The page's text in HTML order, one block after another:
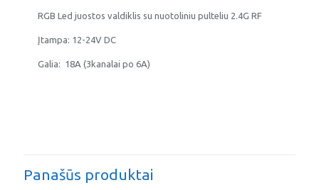
RGB Led juostos valdiklis su nuotoliniu pulteliu 2.4G RF
Įtampa: 12-24V DC
Galia: 18A (3kanalai po 6A)
Panašūs produktai